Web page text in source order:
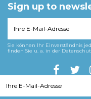
Sign up to
Sie können Ihr Einverständnis
finden Sie u. a. in der